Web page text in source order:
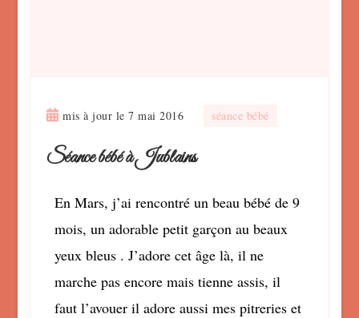
mis à jour le7 mai 2016 séance bébé
Séance bébé à Jublains
En Mars, j’ai rencontré un beau bébé de 9
mois, un adorable petit garçon au beaux
yeux bleus . J’adore cet âge là, il ne
marche pas encore mais tienne assis, il
faut l’avouer il adore aussi mes pitreries et